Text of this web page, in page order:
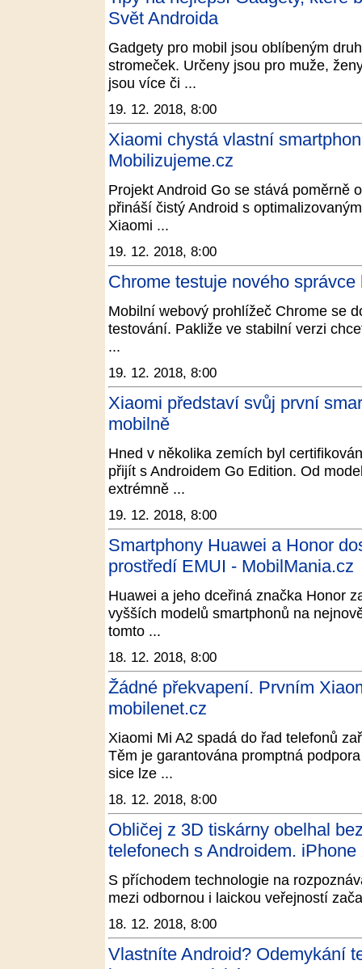
Svět Androida
Gadgety pro mobil jsou oblíbeným
stromeček. Určeny jsou pro muže,
jsou více či ...
19. 12. 2018, 8:00
Xiaomi chystá vlastní
Mobilizujeme.cz
Projekt Android Go se stává poměrně
přináší čistý Android s
Xiaomi ...
19. 12. 2018, 8:00
Chrome testuje nového
Mobilní webový prohlížeč Chrome se
testování. Pakliže ve stabilní verzi
...
19. 12. 2018, 8:00
Xiaomi představí svůj první
mobilně
Hned v několika zemích byl
přijít s Androidem Go Edition. Od
extrémně ...
19. 12. 2018, 8:00
Smartphony Huawei a Honor
prostředí EMUI - MobilMania.cz
Huawei a jeho dceřiná značka Honor
vyšších modelů smartphonů na
tomto ...
18. 12. 2018, 8:00
Žádné překvapení. Prvním
mobilenet.cz
Xiaomi Mi A2 spadá do řad telefonů
Těm je garantována promptná
sice lze ...
18. 12. 2018, 8:00
Obličej z 3D tiskárny obelhal
telefonech s Androidem.
S příchodem technologie na
mezi odbornou i laickou veřejností
18. 12. 2018, 8:00
Vlastníte Android? Odemykání